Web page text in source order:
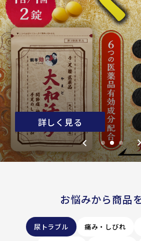
詳しく見る
詳しく見る
詳しく見る
お悩みから商品
尿トラブル 痛み・しびれ